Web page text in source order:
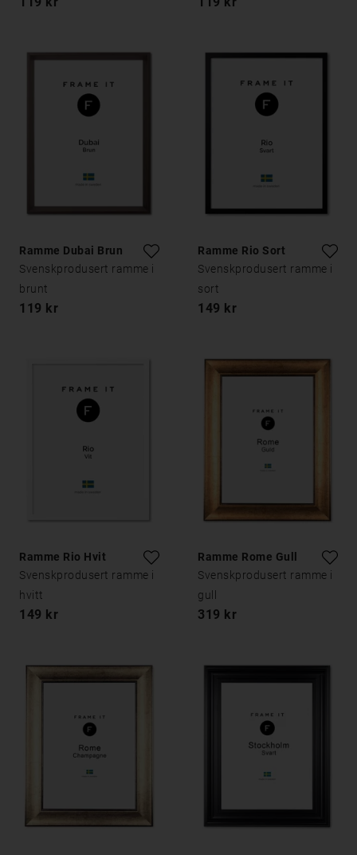
Ramme Dubai Brun
Svenskprodusert ramme i
brunt
119 kr
Ramme Rio Sort
Svenskprodusert ramme i
sort
149 kr
Ramme Rio Hvit
Svenskprodusert ramme i
hvitt
149 kr
Ramme Rome Gull
Svenskprodusert ramme i
gull
319 kr